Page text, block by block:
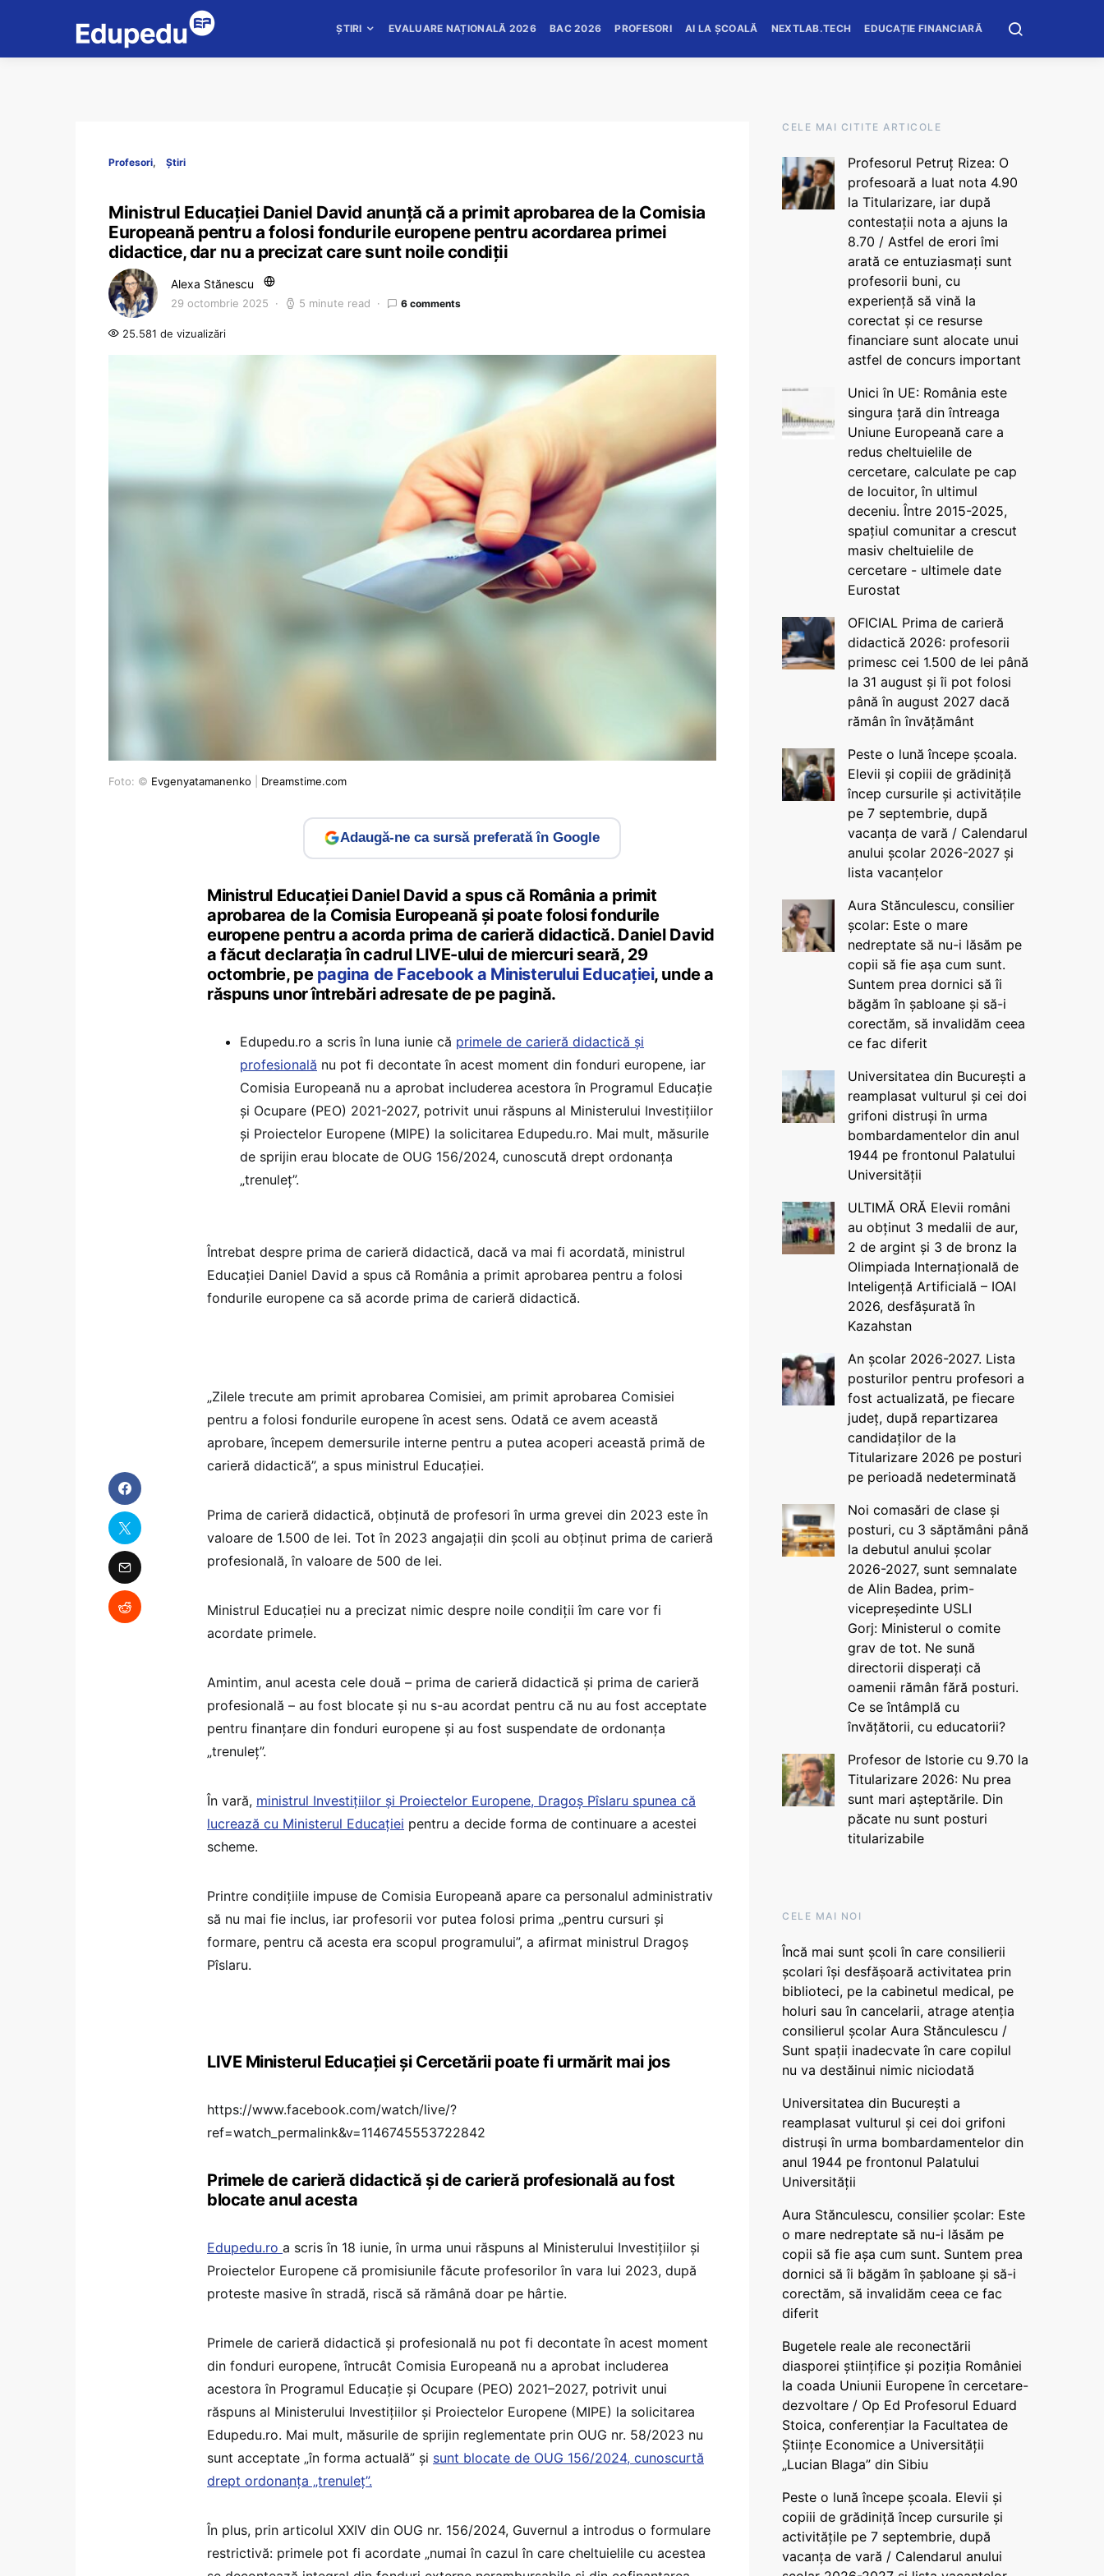
ȘTIRI EVALUARE NAȚIONALĂ 2026 BAC 2026 PROFESORI AI LA ȘCOALĂ NEXTLAB.TECH EDUCAȚIE FINANCIARĂ
Profesori Știri
Ministrul Educației Daniel David anunță că a primit aprobarea de la Comisia
Europeană pentru a folosi fondurile europene pentru acordarea primei
didactice, dar nu a precizat care sunt noile condiții
Alexa Stănescu
29 octombrie 2025 5 minute read 6 comments
25.581 de vizualizări
Foto: © Evgenyatamanenko Dreamstime.com
Adaugă-ne ca sursă preferată în Google
Ministrul Educației Daniel David a spus că România a primit
aprobarea de la Comisia Europeană și poate folosi fondurile
europene pentru a acorda prima de carieră didactică. Daniel David
a făcut declarația în cadrul LIVE-ului de miercuri seară, 29
octombrie, pe pagina de Facebook a Ministerului Educației, unde a
răspuns unor întrebări adresate de pe pagină.
Edupedu.ro a scris în luna iunie că primele de carieră didactică și
profesională nu pot fi decontate în acest moment din fonduri europene, iar
Comisia Europeană nu a aprobat includerea acestora în Programul Educație
și Ocupare (PEO) 2021-2027, potrivit unui răspuns al Ministerului Investițiilor
și Proiectelor Europene (MIPE) la solicitarea Edupedu.ro. Mai mult, măsurile
de sprijin erau blocate de OUG 156/2024, cunoscută drept ordonanța
„trenuleț”.
Întrebat despre prima de carieră didactică, dacă va mai fi acordată, ministrul
Educației Daniel David a spus că România a primit aprobarea pentru a folosi
fondurile europene ca să acorde prima de carieră didactică.
„Zilele trecute am primit aprobarea Comisiei, am primit aprobarea Comisiei
pentru a folosi fondurile europene în acest sens. Odată ce avem această
aprobare, începem demersurile interne pentru a putea acoperi această primă de
carieră didactică”, a spus ministrul Educației.
Prima de carieră didactică, obținută de profesori în urma grevei din 2023 este în
valoare de 1.500 de lei. Tot în 2023 angajații din școli au obținut prima de carieră
profesională, în valoare de 500 de lei.
Ministrul Educației nu a precizat nimic despre noile condiții îm care vor fi
acordate primele.
Amintim, anul acesta cele două – prima de carieră didactică și prima de carieră
profesională – au fost blocate și nu s-au acordat pentru că nu au fost acceptate
pentru finanțare din fonduri europene și au fost suspendate de ordonanța
„trenuleț”.
În vară, ministrul Investițiilor și Proiectelor Europene, Dragoș Pîslaru spunea că
lucrează cu Ministerul Educației pentru a decide forma de continuare a acestei
scheme.
Printre condițiile impuse de Comisia Europeană apare ca personalul administrativ
să nu mai fie inclus, iar profesorii vor putea folosi prima „pentru cursuri și
formare, pentru că acesta era scopul programului”, a afirmat ministrul Dragoș
Pîslaru.
LIVE Ministerul Educației și Cercetării poate fi urmărit mai jos
https://www.facebook.com/watch/live/?
ref=watch_permalink&v=1146745553722842
Primele de carieră didactică și de carieră profesională au fost
blocate anul acesta
Edupedu.ro a scris în 18 iunie, în urma unui răspuns al Ministerului Investițiilor și
Proiectelor Europene că promisiunile făcute profesorilor în vara lui 2023, după
proteste masive în stradă, riscă să rămână doar pe hârtie.
Primele de carieră didactică și profesională nu pot fi decontate în acest moment
din fonduri europene, întrucât Comisia Europeană nu a aprobat includerea
acestora în Programul Educație și Ocupare (PEO) 2021–2027, potrivit unui
răspuns al Ministerului Investițiilor și Proiectelor Europene (MIPE) la solicitarea
Edupedu.ro. Mai mult, măsurile de sprijin reglementate prin OUG nr. 58/2023 nu
sunt acceptate „în forma actuală” și sunt blocate de OUG 156/2024, cunoscurtă
drept ordonanța „trenuleț”.
În plus, prin articolul XXIV din OUG nr. 156/2024, Guvernul a introdus o formulare
restrictivă: primele pot fi acordate „numai în cazul în care cheltuielile cu acestea
CELE MAI CITITE ARTICOLE
Profesorul Petruț Rizea: O
profesoară a luat nota 4.90
la Titularizare, iar după
contestații nota a ajuns la
8.70 / Astfel de erori îmi
arată ce entuziasmați sunt
profesorii buni, cu
experiență să vină la
corectat și ce resurse
financiare sunt alocate unui
astfel de concurs important
Unici în UE: România este
singura țară din întreaga
Uniune Europeană care a
redus cheltuielile de
cercetare, calculate pe cap
de locuitor, în ultimul
deceniu. Între 2015-2025,
spațiul comunitar a crescut
masiv cheltuielile de
cercetare - ultimele date
Eurostat
OFICIAL Prima de carieră
didactică 2026: profesorii
primesc cei 1.500 de lei până
la 31 august și îi pot folosi
până în august 2027 dacă
rămân în învățământ
Peste o lună începe școala.
Elevii și copiii de grădiniță
încep cursurile și activitățile
pe 7 septembrie, după
vacanța de vară / Calendarul
anului școlar 2026-2027 și
lista vacanțelor
Aura Stănculescu, consilier
școlar: Este o mare
nedreptate să nu-i lăsăm pe
copii să fie așa cum sunt.
Suntem prea dornici să îi
băgăm în șabloane și să-i
corectăm, să invalidăm ceea
ce fac diferit
Universitatea din București a
reamplasat vulturul și cei doi
grifoni distruși în urma
bombardamentelor din anul
1944 pe frontonul Palatului
Universității
ULTIMĂ ORĂ Elevii români
au obținut 3 medalii de aur,
2 de argint și 3 de bronz la
Olimpiada Internațională de
Inteligență Artificială – IOAI
2026, desfășurată în
Kazahstan
An școlar 2026-2027. Lista
posturilor pentru profesori a
fost actualizată, pe fiecare
județ, după repartizarea
candidaților de la
Titularizare 2026 pe posturi
pe perioadă nedeterminată
Noi comasări de clase și
posturi, cu 3 săptămâni până
la debutul anului școlar
2026-2027, sunt semnalate
de Alin Badea, prim-
vicepreședinte USLI
Gorj: Ministerul o comite
grav de tot. Ne sună
directorii disperați că
oamenii rămân fără posturi.
Ce se întâmplă cu
învățătorii, cu educatorii?
Profesor de Istorie cu 9.70 la
Titularizare 2026: Nu prea
sunt mari așteptările. Din
păcate nu sunt posturi
titularizabile
CELE MAI NOI
Încă mai sunt școli în care consilierii
școlari își desfășoară activitatea prin
biblioteci, pe la cabinetul medical, pe
holuri sau în cancelarii, atrage atenția
consilierul școlar Aura Stănculescu /
Sunt spații inadecvate în care copilul
nu va destăinui nimic niciodată
Universitatea din București a
reamplasat vulturul și cei doi grifoni
distruși în urma bombardamentelor din
anul 1944 pe frontonul Palatului
Universității
Aura Stănculescu, consilier școlar: Este
o mare nedreptate să nu-i lăsăm pe
copii să fie așa cum sunt. Suntem prea
dornici să îi băgăm în șabloane și să-i
corectăm, să invalidăm ceea ce fac
diferit
Bugetele reale ale reconectării
diasporei științifice și poziția României
la coada Uniunii Europene în cercetare-
dezvoltare / Op Ed Profesorul Eduard
Stoica, conferențiar la Facultatea de
Științe Economice a Universității
„Lucian Blaga” din Sibiu
Peste o lună începe școala. Elevii și
copiii de grădiniță încep cursurile și
activitățile pe 7 septembrie, după
vacanța de vară / Calendarul anului